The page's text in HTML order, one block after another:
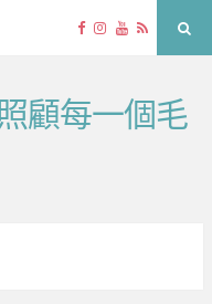
Facebook
Instagram
YouTube
RSS
顧每一個毛